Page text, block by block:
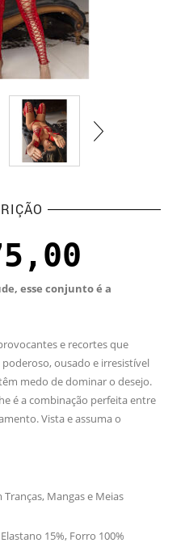
esse conjunto é a
e recortes que
ousado e irresistível
medo de dominar o desejo.
é a combinação perfeita entre
Vista e assuma o
Mangas e Meias
15%, Forro 100%